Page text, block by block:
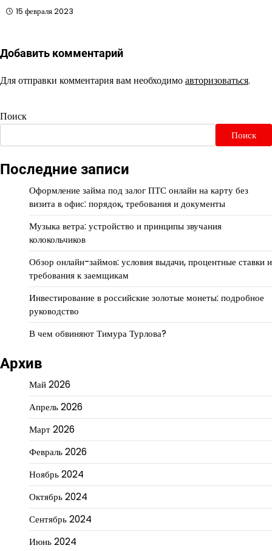
15 февраля 2023
Добавить комментарий
Для отправки комментария вам необходимоавторизоваться.
Поиск
Поиск
Последние записи
Оформление займа под залог ПТС онлайн на карту без
визита в офис: порядок, требования и документы
Музыка ветра: устройство и принципы звучания
колокольчиков
Обзор онлайн-займов: условия выдачи, процентные ставки и
требования к заемщикам
Инвестирование в российские золотые монеты: подробное
руководство
В чем обвиняют Тимура Турлова?
Архив
Май 2026
Апрель 2026
Март 2026
Февраль 2026
Ноябрь 2024
Октябрь 2024
Сентябрь 2024
Июнь 2024